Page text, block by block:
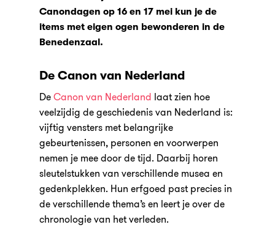
Canondagen op 16 en 17 mei kun je de
items met eigen ogen bewonderen in de
Benedenzaal.
De Canon van Nederland
DeCanon van Nederland laat zien hoe
veelzijdig de geschiedenis van Nederland is:
vijftig vensters met belangrijke
gebeurtenissen, personen en voorwerpen
nemen je mee door de tijd. Daarbij horen
sleutelstukken van verschillende musea en
gedenkplekken. Hun erfgoed past precies in
de verschillende thema’s en leert je over de
chronologie van het verleden.